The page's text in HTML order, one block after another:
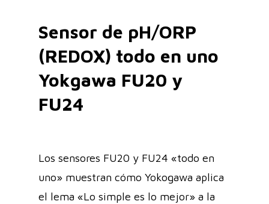
Sensor de pH/ORP
(REDOX) todo en uno
Yokgawa FU20 y
FU24
Los sensores FU20 y FU24 «todo en
uno» muestran cómo Yokogawa aplica
el lema «Lo simple es lo mejor» a la